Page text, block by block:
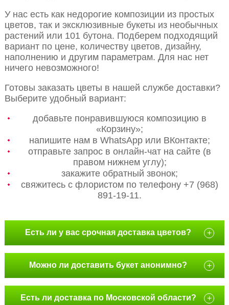
У нас есть как недорогие композиции из простых
цветов, так и эксклюзивные букеты из необычных
растений или 101 бутона. Подберем подходящий
вариант по цене, количеству цветов, дизайну,
наполнению и другим параметрам. Для нас нет
ничего невозможного!
Готовы заказать цветы в нашей службе доставки?
Выберите удобный вариант:
добавьте понравившуюся композицию в
«Корзину»;
напишите нам в WhatsApp или ВКонтакте;
отправьте запрос в онлайн-чат на сайте (в
правом нижнем углу);
закажите обратный звонок;
свяжитесь с флористом по телефону +7 (968)
891-19-11.
Есть ли у вас срочная доставка цветов? +
Можно ли доставить букет анонимно? +
Есть ли доставка по Московской области? +